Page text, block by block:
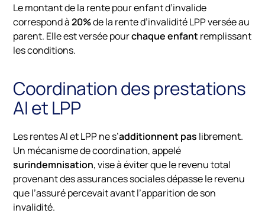
Lemontant de la rente pour enfant d’invalide
correspondà20%dela rented’invaliditéLPPverséeau
parent. Elleestverséepourchaqueenfant remplissant
lesconditions.
Coordination des prestations
AI et LPP
LesrentesAIetLPPnes’additionnent pas librement.
Un mécanismedecoordination,appelé
surindemnisation,viseàéviterquelerevenutotal
provenantdesassurancessocialesdépasselerevenu
quel’assurépercevaitavantl’apparitiondeson
invalidité.